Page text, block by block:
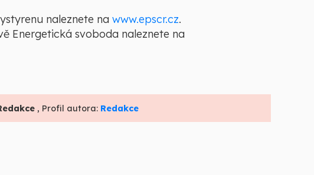
naleznete na www.epscr.cz.
Energetická svoboda naleznete na
, Profil autora: Redakce